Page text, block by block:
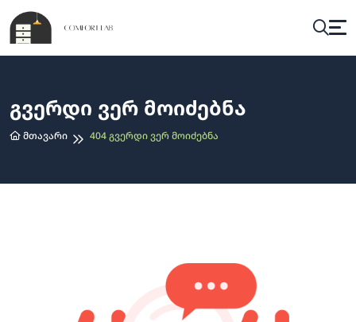
Გვერდი Ვერ Მოიძებნა
Მთავარი 404 Გვერდი Ვერ Მოიძებნა